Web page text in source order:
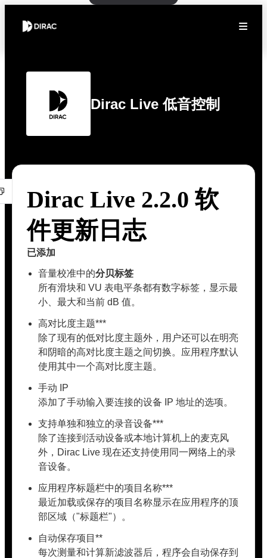
Dirac Live 低音控制
Dirac Live 2.2.0 软
件更新日志
已添加
音量校准中的分贝标签
所有滑块和 VU 表电平条都有数字标签，显示最
小、最大和当前 dB 值。
高对比度主题***
除了现有的低对比度主题外，用户还可以在明亮
和阴暗的高对比度主题之间切换。应用程序默认
使用其中一个高对比度主题。
手动 IP
添加了手动输入要连接的设备 IP 地址的选项。
支持单独和独立的录音设备***
除了连接到活动设备或本地计算机上的麦克风
外，Dirac Live 现在还支持使用同一网络上的录
音设备。
应用程序标题栏中的项目名称***
最近加载或保存的项目名称显示在应用程序的顶
部区域（"标题栏"）。
自动保存项目**
每次测量和计算新滤波器后，程序会自动保存到